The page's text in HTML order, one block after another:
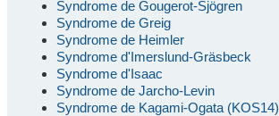
Syndrome de Gougerot-Sjögren
Syndrome de Greig
Syndrome de Heimler
Syndrome d'Imerslund-Gräsbeck
Syndrome d'Isaac
Syndrome de Jarcho-Levin
Syndrome de Kagami-Ogata (KOS14)